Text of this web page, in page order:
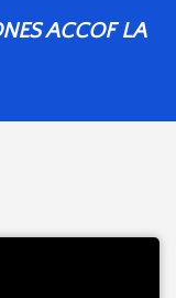
ACCOF LA